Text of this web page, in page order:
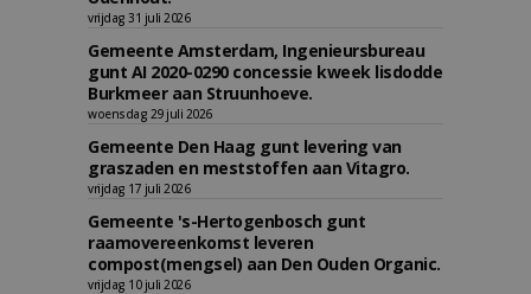
vrijdag 31 juli 2026
Gemeente Amsterdam, Ingenieursbureau
gunt AI 2020-0290 concessie kweek lisdodde
Burkmeer aan Struunhoeve.
woensdag 29 juli 2026
Gemeente Den Haag gunt levering van
graszaden en meststoffen aan Vitagro.
vrijdag 17 juli 2026
Gemeente 's-Hertogenbosch gunt
raamovereenkomst leveren
compost(mengsel) aan Den Ouden Organic.
vrijdag 10 juli 2026